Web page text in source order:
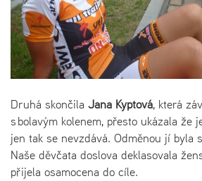
Druhá skončila Jana Kyptová, která
s bolavým kolenem, přesto ukázala že
jen tak se nevzdává. Odměnou jí byla
Naše děvčata doslova deklasovala
přijela osamocena do cíle.